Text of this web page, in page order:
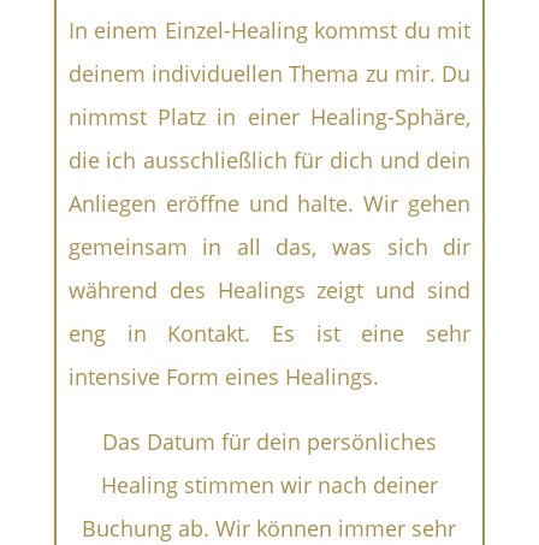
In einem Einzel-Healing kommst du mit
deinem individuellen Thema zu mir. Du
nimmst Platz in einer Healing-Sphäre,
die ich ausschließlich für dich und dein
Anliegen eröffne und halte. Wir gehen
gemeinsam in all das, was sich dir
während des Healings zeigt und sind
eng in Kontakt. Es ist eine sehr
intensive Form eines Healings.
Das Datum für dein persönliches
Healing stimmen wir nach deiner
Buchung ab. Wir können immer sehr